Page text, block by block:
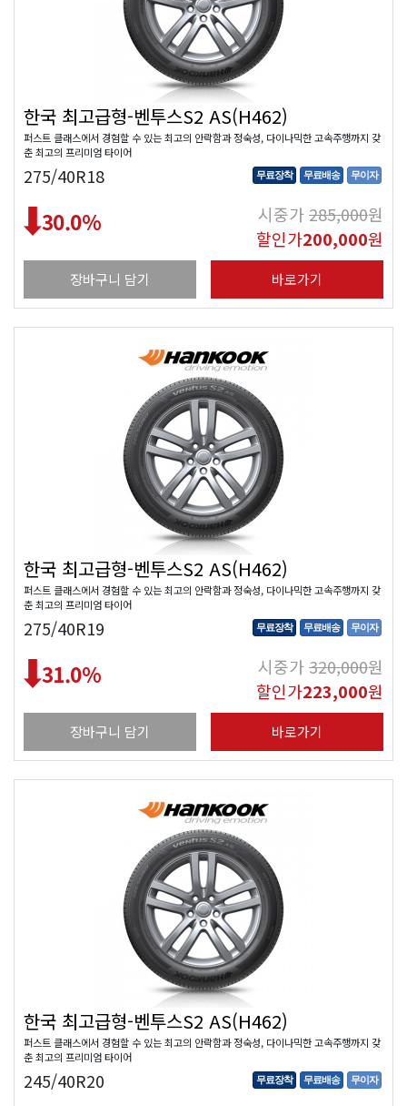
한국 최고급형-벤투스S2 AS(H462)
퍼스트 클래스에서 경험할 수 있는 최고의 안락함과 정숙성, 다이나믹한 고속주행까지 갖
춘 최고의 프리미엄 타이어
275/40R18 무료장착 무료배송 무이자
30.0% 시중가285,000원
할인가200,000원
장바구니 담기 바로가기
한국 최고급형-벤투스S2 AS(H462)
퍼스트 클래스에서 경험할 수 있는 최고의 안락함과 정숙성, 다이나믹한 고속주행까지 갖
춘 최고의 프리미엄 타이어
275/40R19 무료장착 무료배송 무이자
31.0% 시중가320,000원
할인가223,000원
장바구니 담기 바로가기
한국 최고급형-벤투스S2 AS(H462)
퍼스트 클래스에서 경험할 수 있는 최고의 안락함과 정숙성, 다이나믹한 고속주행까지 갖
춘 최고의 프리미엄 타이어
245/40R20 무료장착 무료배송 무이자